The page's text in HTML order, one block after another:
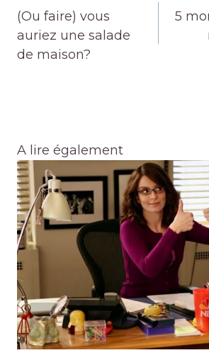
de
l’article
(Ou faire) vous
auriez une salade
de maison?
5
A lire également